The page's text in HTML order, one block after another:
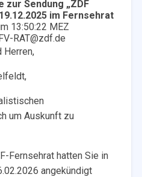
Sendung „ZDF
im Fernsehrat
13:50:22 MEZ
RAT@zdf.de
Herren,
um Auskunft zu
Fernsehrat hatten Sie in
angekündigt